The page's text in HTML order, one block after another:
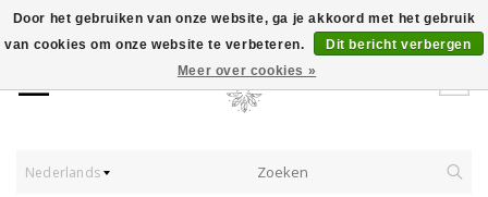
Nederlands
Door het gebruiken van onze website, ga je akkoord met het gebruik
van cookies om onze website te verbeteren.
Dit bericht verbergen
Meer over cookies »